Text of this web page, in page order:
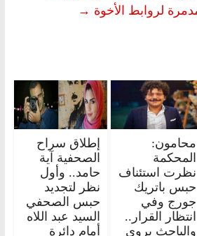
لروابط الأخوة →
محامون:
المحكمة
نظرت استئناف
حبس باتريك
جورج وفي
انتظار القرار..
والباحث يروي
إطلاق سراح
الصحفية آية
حامد.. وأول
نظر لتجديد
حبس الصحفي
السيد عبد اللاه
أمام دائرة